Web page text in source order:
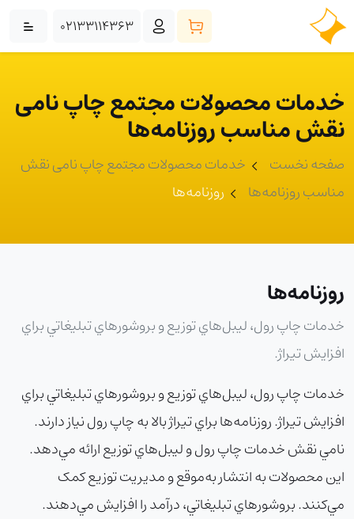
02133114363
خدمات محصولات مجتمع چاپ نامی
نقش مناسب روزنامه‌ها
صفحه نخست
خدمات محصولات مجتمع چاپ نامی نقش
مناسب روزنامه‌ها
روزنامه‌ها
روزنامه‌ها
خدمات چاپ رول، ليبل‌هاي توزيع و بروشورهاي تبليغاتي براي
افزايش تيراژ.
خدمات چاپ رول، ليبل‌هاي توزيع و بروشورهاي تبليغاتي براي
افزايش تيراژ. روزنامه‌ها براي تيراژ بالا به چاپ رول نياز دارند.
نامي نقش خدمات چاپ رول و ليبل‌هاي توزيع ارائه مي‌دهد.
اين محصولات به انتشار به‌موقع و مديريت توزيع کمک
مي‌کنند. بروشورهاي تبليغاتي، درآمد را افزايش مي‌دهند.